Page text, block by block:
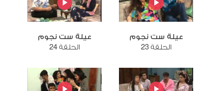
عيلة ست نجوم
الحلقة 23
عيلة ست نجوم
الحلقة 24